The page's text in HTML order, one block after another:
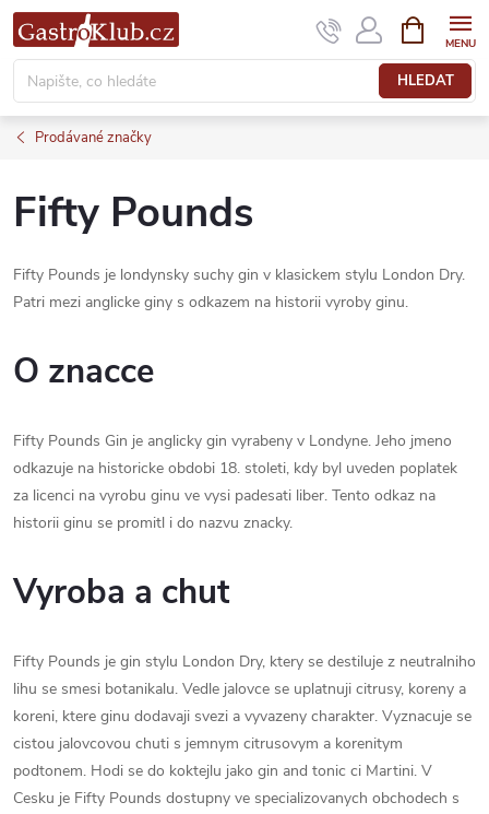
Přejít
na
obsah
HLEDAT
NÁKUPNÍ
KOŠÍK
Prodávané značky
Fifty Pounds
Fifty Pounds je londynsky suchy gin v klasickem stylu London Dry.
Patri mezi anglicke giny s odkazem na historii vyroby ginu.
O znacce
Fifty Pounds Gin je anglicky gin vyrabeny v Londyne. Jeho jmeno
odkazuje na historicke obdobi 18. stoleti, kdy byl uveden poplatek
za licenci na vyrobu ginu ve vysi padesati liber. Tento odkaz na
historii ginu se promitl i do nazvu znacky.
Vyroba a chut
Fifty Pounds je gin stylu London Dry, ktery se destiluje z neutralniho
lihu se smesi botanikalu. Vedle jalovce se uplatnuji citrusy, koreny a
koreni, ktere ginu dodavaji svezi a vyvazeny charakter. Vyznacuje se
cistou jalovcovou chuti s jemnym citrusovym a korenitym
podtonem. Hodi se do koktejlu jako gin and tonic ci Martini. V
Cesku je Fifty Pounds dostupny ve specializovanych obchodech s